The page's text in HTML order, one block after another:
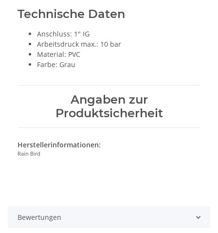
Technische Daten
Anschluss: 1" IG
Arbeitsdruck max.: 10 bar
Material: PVC
Farbe: Grau
Angaben zur
Produktsicherheit
Herstellerinformationen:
Rain Bird
Bewertungen